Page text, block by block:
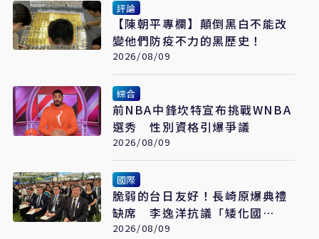
評論
【陳朝平專欄】顛倒黑白不能改
變他們防疫不力的黑歷史！
2026/08/09
綜合
前NBA中鋒坎特宣布挑戰WNBA
選秀 性別資格引爆爭議
2026/08/09
國際
脆弱的台日友好！長崎原爆典禮
缺席 李逸洋抗議「矮化國
格」：日媒揭長崎特殊安排
2026/08/09